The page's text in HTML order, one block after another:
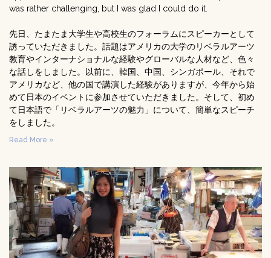
was rather challenging, but I was glad I could do it.
先日、たまたま大学生や高校生のフォーラムにスピーカーとして
誘っていただきました。話題はアメリカの大学のリベラルアーツ
教育やインターナショナルな経験やグローバルな人材など、色々
な話しをしました。以前に、韓国、中国、シンガポール、それで
アメリカなど、他の国で講演した経験がありますが、今年から始
めて日本のイベントに参加させていただきました。そして、初め
て日本語で「リベラルアーツの魅力」について、簡単なスピーチ
をしました。
Read More »